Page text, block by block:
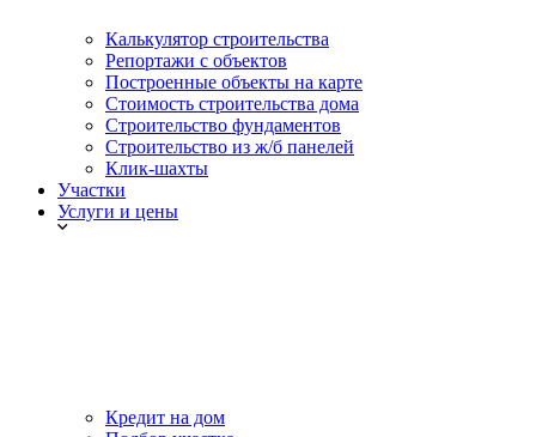
Калькулятор строительства
Репортажи с объектов
Построенные объекты на карте
Стоимость строительства дома
Строительство фундаментов
Строительство из ж/б панелей
Клик-шахты
Участки
Услуги и цены
Кредит на дом